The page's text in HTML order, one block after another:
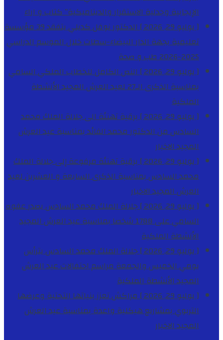
الإيجابية وجدلية الاستقرار والديناميكية”كتاب و اراء
[ يوليو 29, 2026 ]
الدكتور نوفل كديلي يتفقد 39 مؤسسة
تعليمية بجهة الدار البيضاء-سطات خلال الموسم الدراسي
2025-2026
طب و صحة
[ يوليو 29, 2026 ]
النص الكامل للخطاب الملكي السامي
بمناسبة الذكرى الـ27 لعيد العرش المجيد
الأنشطة
الملكية
[ يوليو 29, 2026 ]
برقية تهنئة الى جلالة الملك محمد
السادس من الدكتور محمد الفائد بمناسبة عيد العرش
المجيدالاخبار
[ يوليو 29, 2026 ]
برقية تهنئة مرفوعة إلى جلالة الملك
محمد السادس بمناسبة الذكرى السابعة و العشرين لعيد
العرش المجيدالاخبار
[ يوليو 29, 2026 ]
جلالة الملك محمد السادس يصدر عفوه
السامي على 1788 شخصا بمناسبة عيد العرش المجيد
الأنشطة الملكية
[ يوليو 29, 2026 ]
جلالة الملك محمد السادس يترأس
يومي الخميس والجمعة مراسم احتفالات عيد العرش
المجيدالأنشطة الملكية
[ يوليو 29, 2026 ]
مراكش تعزز بنياتها التحتية وعرضها
التربوي بمشاريع هيكلية واعدة بمناسبة عيد العرش
المجيدالاخبار